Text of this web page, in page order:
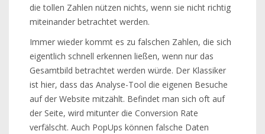
die tollen Zahlen nützen nichts, wenn sie nicht richtig
miteinander betrachtet werden.
Immer wieder kommt es zu falschen Zahlen, die sich
eigentlich schnell erkennen ließen, wenn nur das
Gesamtbild betrachtet werden würde. Der Klassiker
ist hier, dass das Analyse-Tool die eigenen Besuche
auf der Website mitzählt. Befindet man sich oft auf
der Seite, wird mitunter die Conversion Rate
verfälscht. Auch PopUps können falsche Daten